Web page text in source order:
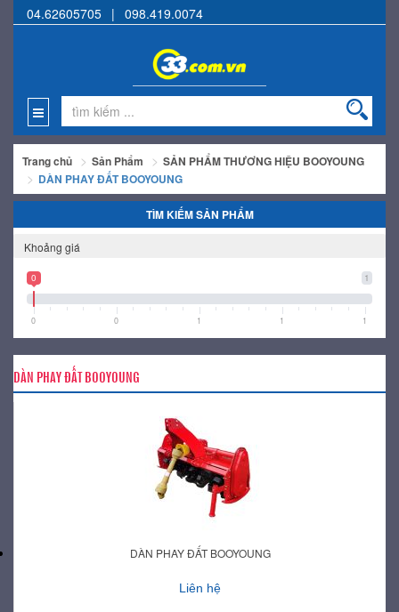
04.62605705 | 098.419.0074
Trang chủ Sản Phẩm
SẢN PHẨM THƯƠNG HIỆU BOOYOUNG
DÀN PHAY ĐẤT BOOYOUNG
TÌM KIẾM SẢN PHẨM
Khoảng giá
1
0
0 0 1 1 1
DÀN PHAY ĐẤT BOOYOUNG
DÀN PHAY ĐẤT BOOYOUNG
Liên hệ